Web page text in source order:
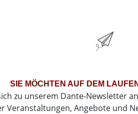
SIE MÖCHTEN AUF DEM
zu unserem Dante-Newsletter
Veranstaltungen, Angebote und